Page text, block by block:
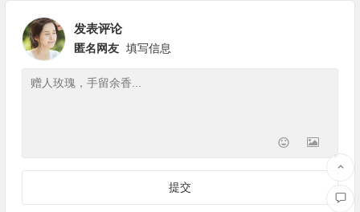
发表评论
匿名网友 填写信息